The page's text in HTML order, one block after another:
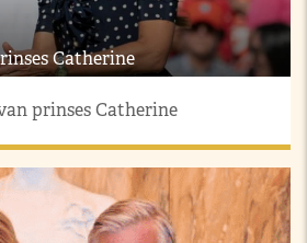
Catherine
prinses Catherine